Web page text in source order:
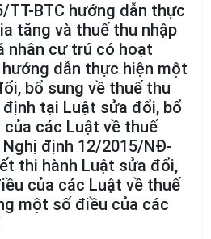
TT-BTC hướng dẫn thực
tăng và thuế thu nhập
nhân cư trú có hoạt
dẫn thực hiện một
bổ sung về thuế thu
định tại Luật sửa đổi, bổ
các Luật về thuế
định 12/2015/NĐ-
thi hành Luật sửa đổi,
của các Luật về thuế
một số điều của các